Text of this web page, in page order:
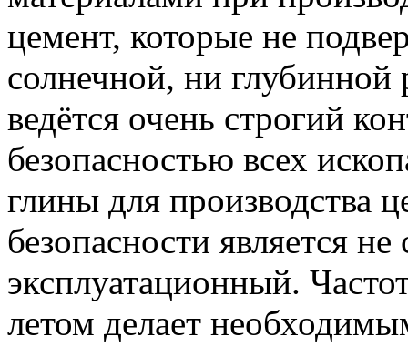
цемент, которые не
солнечной, ни глубинной
ведётся очень строгий
безопасностью всех
глины для производства
безопасности является не
эксплуатационный.
летом делает